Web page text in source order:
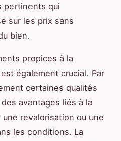
pertinents qui
sur les prix sans
bien.
propices à la
également crucial. Par
certaines qualités
avantages liés à la
revalorisation ou une
les conditions. La